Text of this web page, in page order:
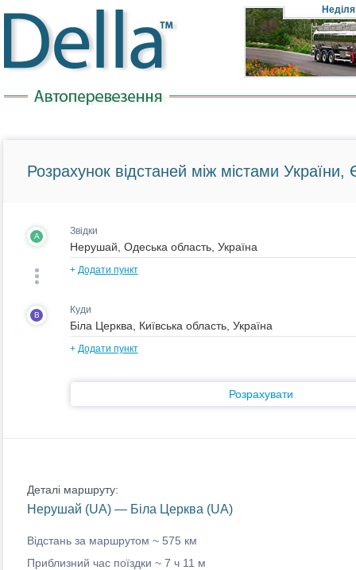
Неділя
Розрахунок відстаней між містами України,
A Звідки
+ Додати пункт
B Куди
+ Додати пункт
Розрахувати
Деталі маршруту:
Нерушай (UA) — Біла Церква (UA)
Відстань за маршрутом ~ 575 км
Приблизний час поїздки ~ 7 ч 11 м